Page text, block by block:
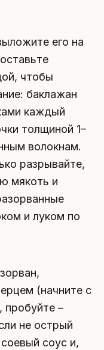
его на
чтобы
баклажан
каждый
толщиной 1–
волокнам.
разрывайте,
мякоть и
и луком по
(начните с
пробуйте –
не острый
соус и,